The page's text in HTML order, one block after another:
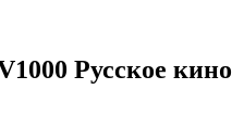
Русское кино